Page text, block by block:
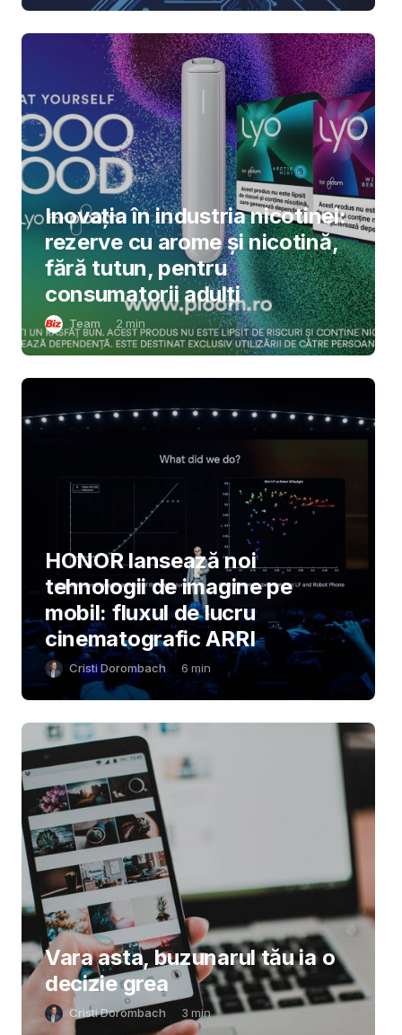
Inovația în industria nicotinei:
rezerve cu arome și nicotină,
fără tutun, pentru
consumatorii adulți
Team 2 min
HONOR lansează noi
tehnologii de imagine pe
mobil: fluxul de lucru
cinematografic ARRI
Cristi Dorombach 6 min
Vara asta, buzunarul tău ia o
decizie grea
Cristi Dorombach 3 min